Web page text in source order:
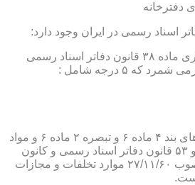
دفترخانه
اسناد رسمی در ایران وجود دارد:
۱-مسئولیت انتظامی و اداری ماده ۳۸ قانون دفاتر اسناد رسمی
که ۵ درجه شامل :
و طبق ماده ۲۹ آئین نامه های بند ۴ ماده ۶ و تبصره ۲ ماده ۶ و مواد
۱۴- ۱۷-۱۹-۲۰-۲۴-۲۸-۳۷ و ۵۳ قانون دفاتر اسناد رسمی و کانون
سردفتران و دفتریاران مصوب ۲۷/۱۱/۶۰ موارد تخلفات و مجازات